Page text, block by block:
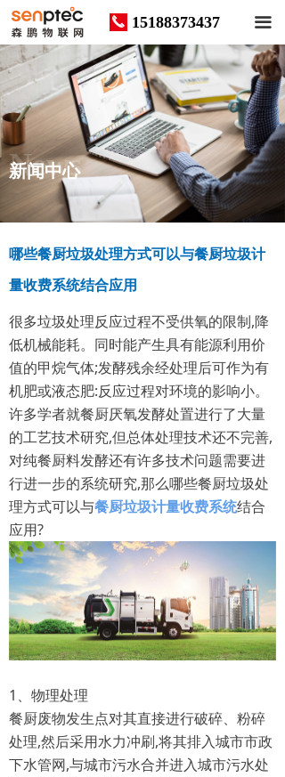
끀
끅 15188373437
哪些餐厨垃圾处理方式可以与餐厨垃圾计
量收费系统结合应用
很多垃圾处理反应过程不受供氧的限制,降
低机械能耗。同时能产生具有能源利用价
值的甲烷气体;发酵残余经处理后可作为有
机肥或液态肥:反应过程对环境的影响小。
许多学者就餐厨厌氧发酵处置进行了大量
的工艺技术研究,但总体处理技术还不完善,
对纯餐厨料发酵还有许多技术问题需要进
行进一步的系统研究,那么哪些餐厨垃圾处
理方式可以与餐厨垃圾计量收费系统结合
应用?
1、物理处理
餐厨废物发生点对其直接进行破碎、粉碎
处理,然后采用水力冲刷,将其排入城市市政
下水管网,与城市污水合并进入城市污水处
News
新闻中心